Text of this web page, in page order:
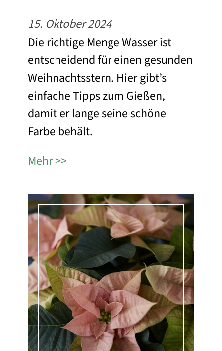
15. Oktober 2024
Die richtige Menge Wasser ist
entscheidend für einen gesunden
Weihnachtsstern. Hier gibt’s
einfache Tipps zum Gießen,
damit er lange seine schöne
Farbe behält.
Mehr